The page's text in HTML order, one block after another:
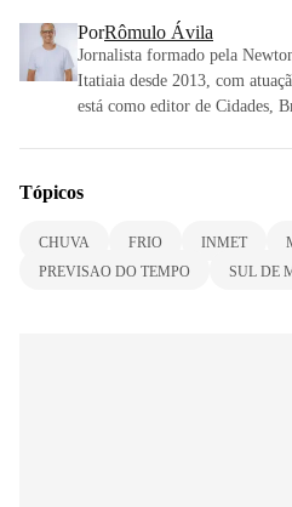
PorRômulo Ávila
Jornalista formado pela
Itatiaia desde 2013, com
está como editor de Cidades,
Tópicos
CHUVA FRIO INMET
PREVISAO DO TEMPO
SUL DE